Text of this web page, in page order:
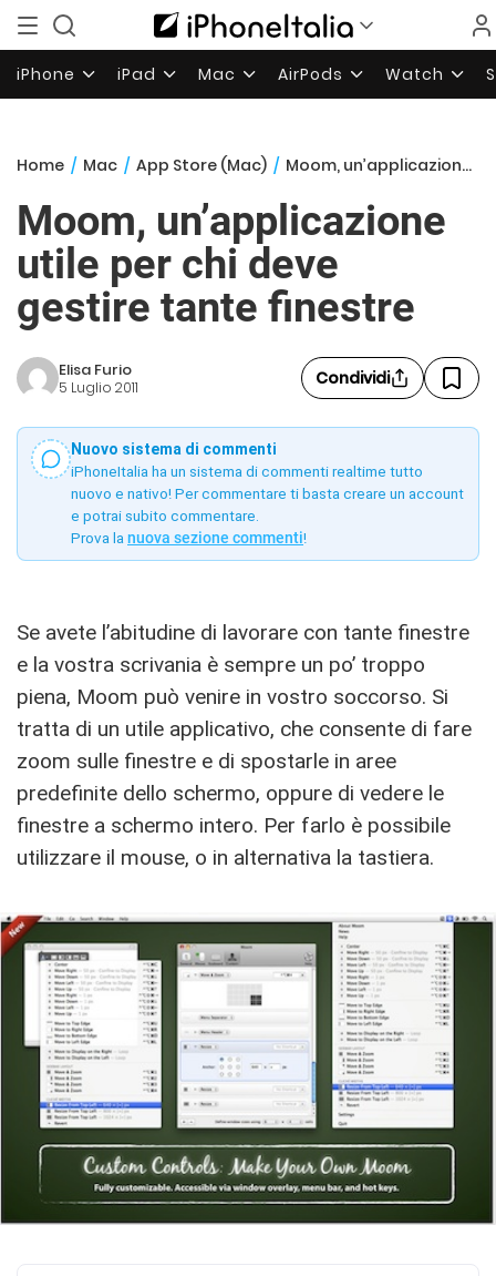
iPhone iPad Mac AirPods Watch
Home / Mac / App Store (Mac) / Moom, un’applicazione utile per chi deve gestire tante finestre
Moom, un’applicazione
utile per chi deve
gestire tante finestre
Elisa Furio
5 Luglio 2011 Condividi
Nuovo sistema di commenti
iPhoneItalia ha un sistema di commenti realtime tutto
nuovo e nativo! Per commentare ti basta creare un account
e potrai subito commentare.
Prova la nuova sezione commenti!
Se avete l’abitudine di lavorare con tante finestre
e la vostra scrivania è sempre un po’ troppo
piena, Moom può venire in vostro soccorso. Si
tratta di un utile applicativo, che consente di fare
zoom sulle finestre e di spostarle in aree
predefinite dello schermo, oppure di vedere le
finestre a schermo intero. Per farlo è possibile
utilizzare il mouse, o in alternativa la tastiera.